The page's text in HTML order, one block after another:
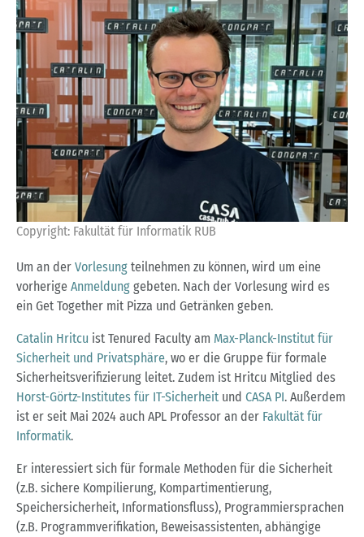
Copyright: Fakultät für Informatik RUB
Um an der Vorlesung teilnehmen zu können, wird um eine
vorherige Anmeldung gebeten. Nach der Vorlesung wird es
ein Get Together mit Pizza und Getränken geben.
Catalin Hritcu ist Tenured Faculty am Max-Planck-Institut für
Sicherheit und Privatsphäre, wo er die Gruppe für formale
Sicherheitsverifizierung leitet. Zudem ist Hritcu Mitglied des
Horst-Görtz-Institutes für IT-Sicherheit und CASA PI. Außerdem
ist er seit Mai 2024 auch APL Professor an der Fakultät für
Informatik.
Er interessiert sich für formale Methoden für die Sicherheit
(z.B. sichere Kompilierung, Kompartimentierung,
Speichersicherheit, Informationsfluss), Programmiersprachen
(z.B. Programmverifikation, Beweisassistenten, abhängige